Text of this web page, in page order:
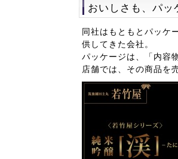
おいしさも、パッ
同社はもともとパッケ
供してきた会社。
パッケージは、「内容
店舗では、その商品を